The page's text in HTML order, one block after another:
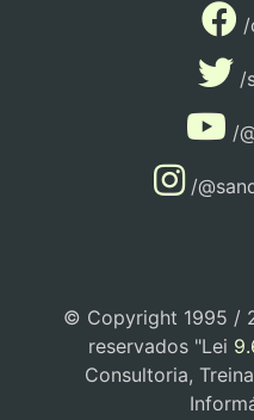
/
/
/
© Copyright 1995 /
reservados "Lei
Consultoria,